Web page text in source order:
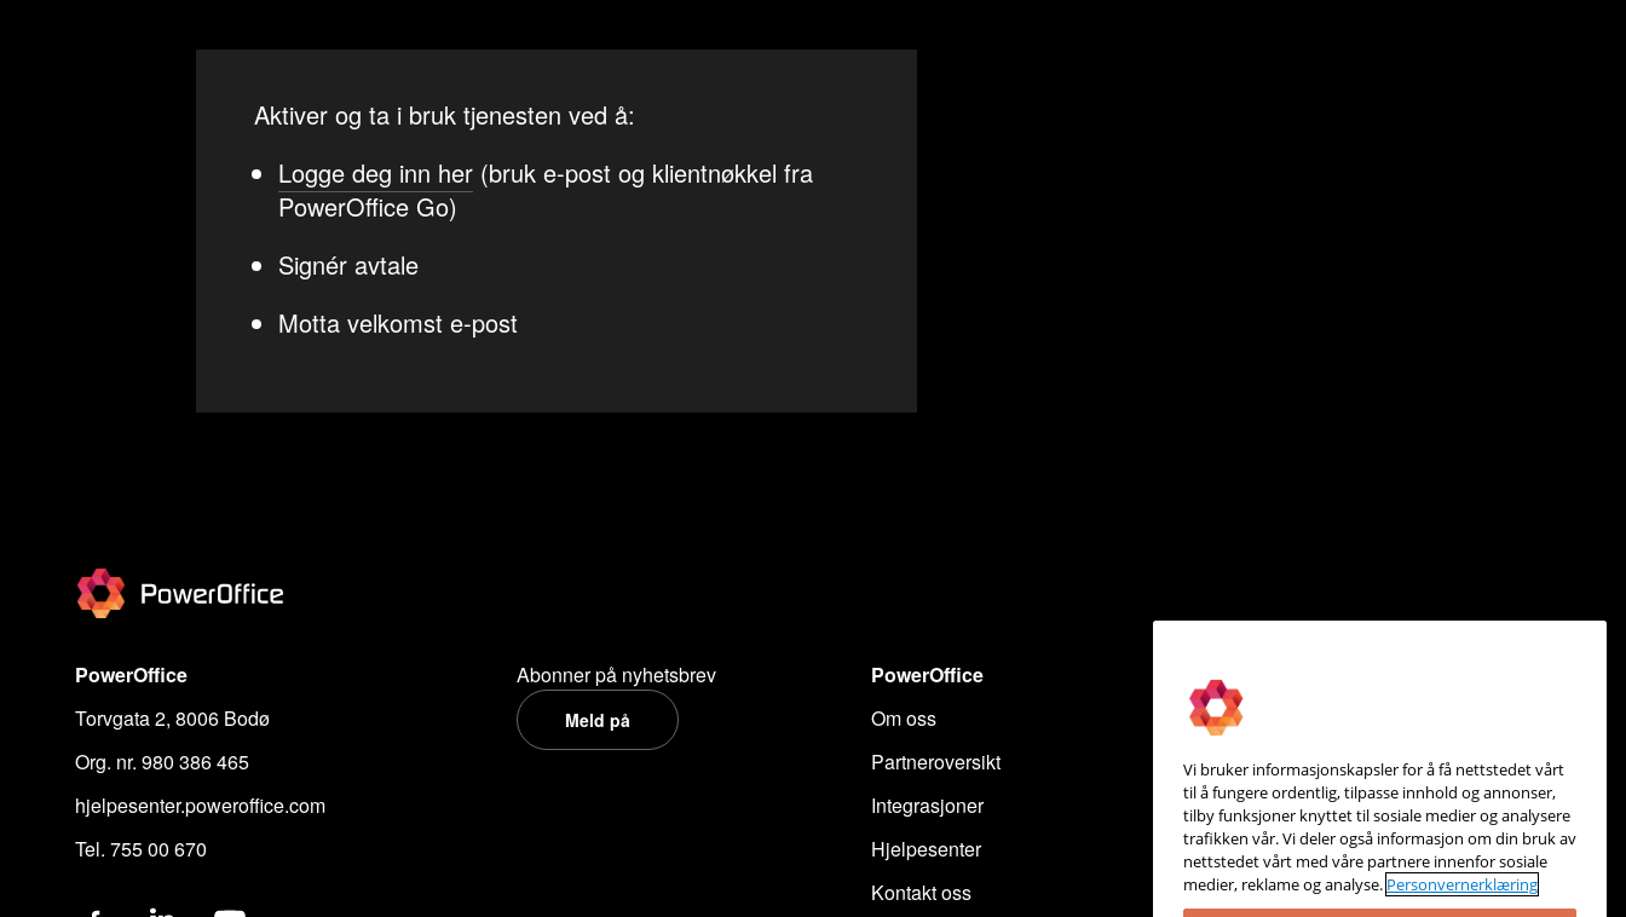
Aktiver og ta i bruk tjenesten ved å:
Logge deg inn her (bruk e-post og klientnøkkel fra
PowerOffice Go)
Signér avtale
Motta velkomst e-post
PowerOffice
Torvgata 2, 8006 Bodø
Org. nr. 980 386 465
hjelpesenter.poweroffice.com
Tel. 755 00 670
Abonner på nyhetsbrev
Meld på
PowerOffice
Om oss
Partneroversikt
Integrasjoner
Hjelpesenter
Kontakt oss
Vi bruker informasjonskapsler for å få nettstedet vårt
til å fungere ordentlig, tilpasse innhold og annonser,
tilby funksjoner knyttet til sosiale medier og analysere
trafikken vår. Vi deler også informasjon om din bruk av
nettstedet vårt med våre partnere innenfor sosiale
medier, reklame og analyse. Personvernerklæring